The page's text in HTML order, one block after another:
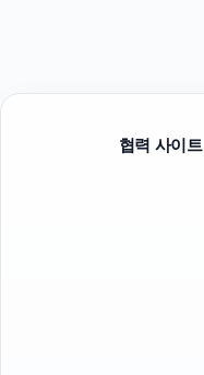
협력 사이트